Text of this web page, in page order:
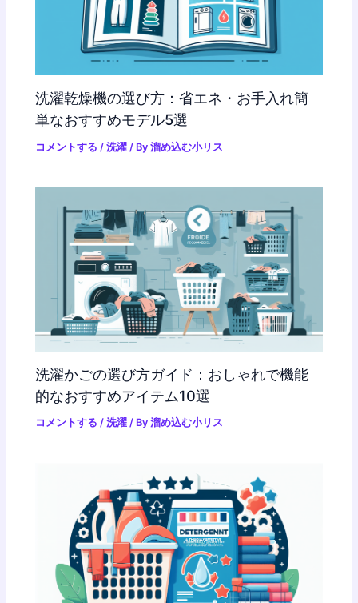
洗濯乾燥機の選び方：省エネ・お手入れ簡
単なおすすめモデル5選
コメントする /洗濯 / By溜め込む小リス
洗濯かごの選び方ガイド：おしゃれで機能
的なおすすめアイテム10選
コメントする /洗濯 / By溜め込む小リス